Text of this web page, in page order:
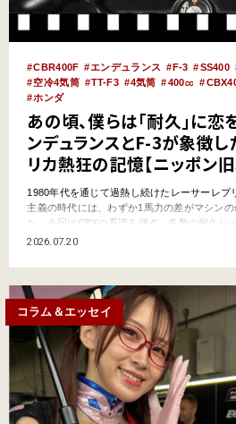
CBR400F エンデュランス F-3 SS400
空冷4気筒
TT-F3 4気筒 400㏄
ホンダ
あの頃、僕らは「耐久」に恋
ンデュランスとF-3が象徴
リカ熱狂の記憶【ニッポン
1980年代を通じて過熱し続けたレーサーレプ
主義の時代には、わずか1馬力の差がマシン
た。今回はCBXの系譜を継ぎ、多数の耐久レ
CBR400Fを取り上げる ●文:ヤングマシン編集
っ…
2026.07.20
コラム＆エッセイ